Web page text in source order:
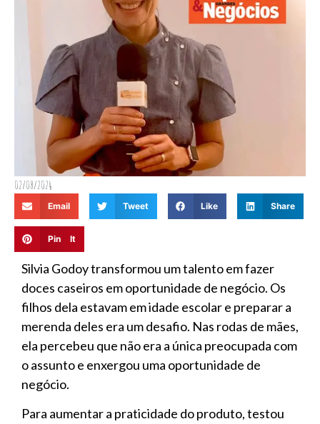
02/08/2024
Email Tweet Like Share
Pin It
Silvia Godoy transformou um talento em fazer
doces caseiros em oportunidade de negócio. Os
filhos dela estavam em idade escolar e preparar a
merenda deles era um desafio. Nas rodas de mães,
ela percebeu que não era a única preocupada com
o assunto e enxergou uma oportunidade de
negócio.
Para aumentar a praticidade do produto, testou